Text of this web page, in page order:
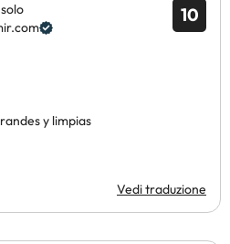
10
y limpias
Vedi traduzione